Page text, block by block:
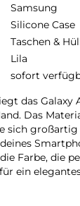
Samsung
Silicone Case
Taschen &
Lila
sofort
das Galaxy
Das
sich
Farbe, die
ein